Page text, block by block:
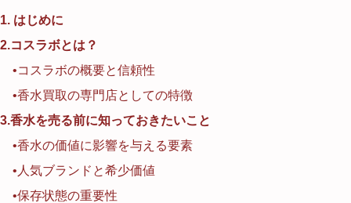
1. はじめに
2.コスラボとは？
•コスラボの概要と信頼性
•香水買取の専門店としての特徴
3.香水を売る前に知っておきたいこと
•香水の価値に影響を与える要素
•人気ブランドと希少価値
•保存状態の重要性